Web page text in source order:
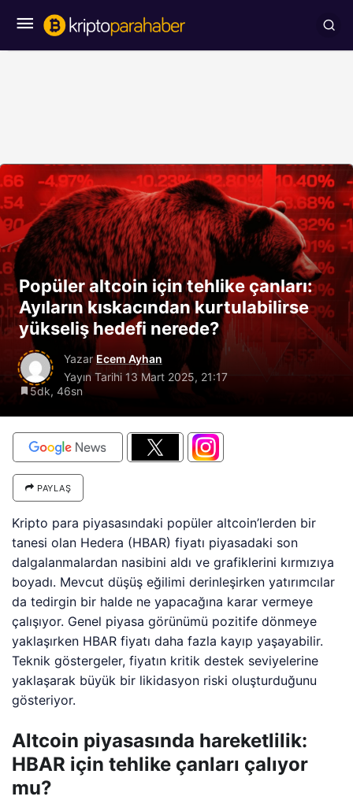
Popüler altcoin için tehlike çanları:
Ayıların kıskacından kurtulabilirse
yükseliş hedefi nerede?
YazarEcem Ayhan
Yayın Tarihi 13 Mart 2025, 21:17
5dk, 46sn
PAYLAŞ
Kripto para piyasasındaki popüler altcoin’lerden bir
tanesi olan Hedera (HBAR) fiyatı piyasadaki son
dalgalanmalardan nasibini aldı ve grafiklerini kırmızıya
boyadı. Mevcut düşüş eğilimi derinleşirken yatırımcılar
da tedirgin bir halde ne yapacağına karar vermeye
çalışıyor. Genel piyasa görünümü pozitife dönmeye
yaklaşırken HBAR fiyatı daha fazla kayıp yaşayabilir.
Teknik göstergeler, fiyatın kritik destek seviyelerine
yaklaşarak büyük bir likidasyon riski oluşturduğunu
gösteriyor.
Altcoin piyasasında hareketlilik:
HBAR için tehlike çanları çalıyor
mu?